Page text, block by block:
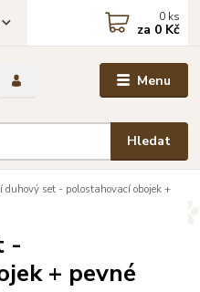
Menu
Hledat
0 ks
za 0 Kč
duhový set - polostahovací obojek +
-
+ pevné